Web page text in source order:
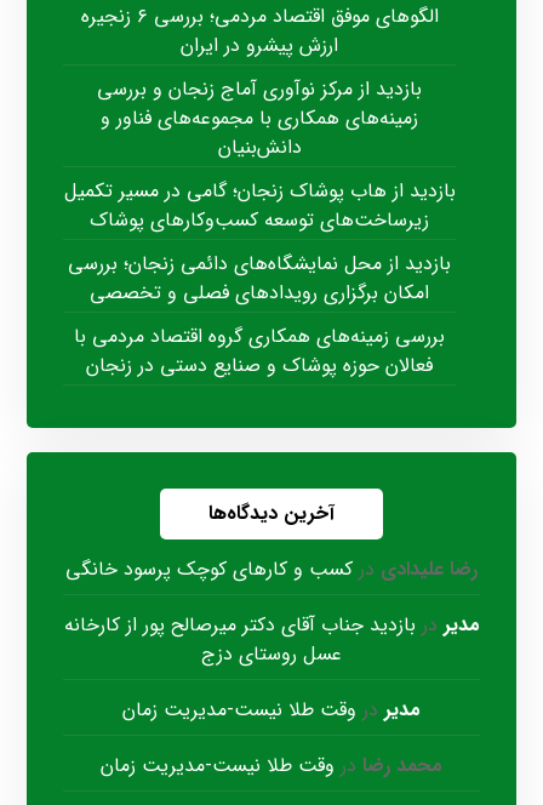
الگوهای موفق اقتصاد مردمی؛ بررسی ۶ زنجیره
ارزش پیشرو در ایران
بازدید از مرکز نوآوری آماج زنجان و بررسی
زمینه‌های همکاری با مجموعه‌های فناور و
دانش‌بنیان
بازدید از هاب پوشاک زنجان؛ گامی در مسیر تکمیل
زیرساخت‌های توسعه کسب‌وکارهای پوشاک
بازدید از محل نمایشگاه‌های دائمی زنجان؛ بررسی
امکان برگزاری رویدادهای فصلی و تخصصی
بررسی زمینه‌های همکاری گروه اقتصاد مردمی با
فعالان حوزه پوشاک و صنایع دستی در زنجان
آخرین دیدگاه‌ها
رضا علیدادی در کسب و کارهای کوچک پرسود خانگی
مدیر در بازدید جناب آقای دکتر میرصالح پور از کارخانه
عسل روستای دزج
مدیر در وقت طلا نیست-مدیریت زمان
محمد رضا در وقت طلا نیست-مدیریت زمان